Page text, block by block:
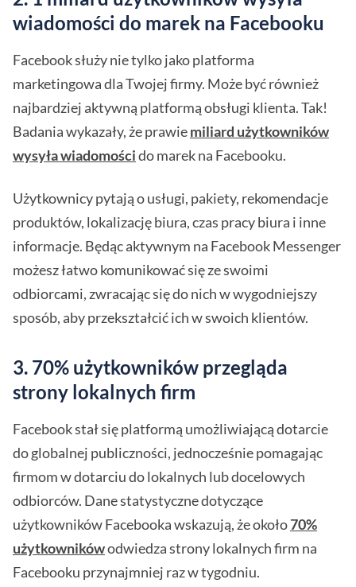
wiadomości do marek na Facebooku
Facebook służy nie tylko jako platforma
marketingowa dla Twojej firmy. Może być również
najbardziej aktywną platformą obsługi klienta. Tak!
Badania wykazały, że prawiemiliard użytkowników
wysyła wiadomoścido marek na Facebooku.
Użytkownicy pytają o usługi, pakiety, rekomendacje
produktów, lokalizację biura, czas pracy biura i inne
informacje. Będąc aktywnym na Facebook Messenger
możesz łatwo komunikować się ze swoimi
odbiorcami, zwracając się do nich w wygodniejszy
sposób, aby przekształcić ich w swoich klientów.
3. 70% użytkowników przegląda
strony lokalnych firm
Facebook stał się platformą umożliwiającą dotarcie
do globalnej publiczności, jednocześnie pomagając
firmom w dotarciu do lokalnych lub docelowych
odbiorców. Dane statystyczne dotyczące
użytkowników Facebooka wskazują, że około70%
użytkownikówodwiedza strony lokalnych firm na
Facebooku przynajmniej raz w tygodniu.